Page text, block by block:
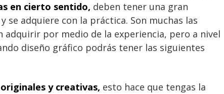
en cierto sentido, deben tener una gran
se adquiere con la práctica. Son muchas las
adquirir por medio de la experiencia, pero a nivel
diseño gráfico podrás tener las siguientes
y creativas, esto hace que tengas la